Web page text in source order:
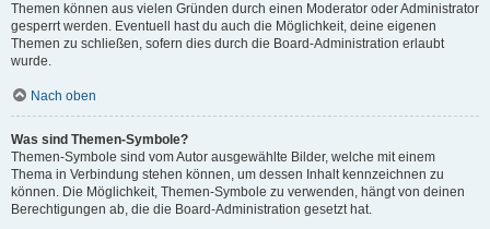
Themen können aus vielen Gründen durch einen Moderator oder Administrator
gesperrt werden. Eventuell hast du auch die Möglichkeit, deine eigenen
Themen zu schließen, sofern dies durch die Board-Administration erlaubt
wurde.
Nach oben
Was sind Themen-Symbole?
Themen-Symbole sind vom Autor ausgewählte Bilder, welche mit einem
Thema in Verbindung stehen können, um dessen Inhalt kennzeichnen zu
können. Die Möglichkeit, Themen-Symbole zu verwenden, hängt von deinen
Berechtigungen ab, die die Board-Administration gesetzt hat.